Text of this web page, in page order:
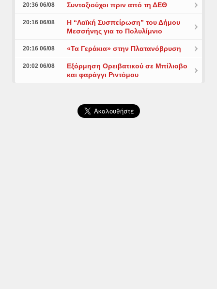
20:36 06/08 Συνταξιούχοι πριν από τη ΔΕΘ
20:16 06/08
Η “Λαϊκή Συσπείρωση” του Δήμου
Μεσσήνης για το Πολυλίμνιο
20:16 06/08 «Τα Γεράκια» στην Πλατανόβρυση
20:02 06/08
Εξόρμηση Ορειβατικού σε Μπίλιοβο
και φαράγγι Ριντόμου